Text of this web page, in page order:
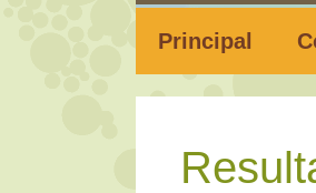
Principal